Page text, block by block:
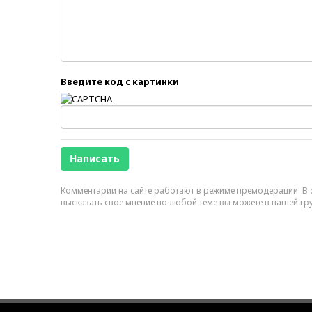
Введите код с картинки
Комментарии на сайте работают в режиме премодерации. В
высказать свое мнение по любой теме вы можете в нашей